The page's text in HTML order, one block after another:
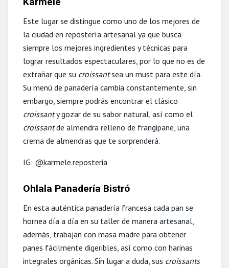
Este lugar se distingue como uno de los mejores de
la ciudad en repostería artesanal ya que busca
siempre los mejores ingredientes y técnicas para
lograr resultados espectaculares, por lo que no es de
extrañar que su croissantsea un must para este día.
Su menú de panadería cambia constantemente, sin
embargo, siempre podrás encontrar el clásico
croissanty gozar de su sabor natural, así como el
croissantde almendra relleno de frangipane, una
crema de almendras que te sorprenderá.
IG: @karmele.reposteria
Ohlala Panadería Bistró
En esta auténtica panadería francesa cada pan se
hornea día a día en su taller de manera artesanal,
además, trabajan con masa madre para obtener
panes fácilmente digeribles, así como con harinas
integrales orgánicas. Sin lugar a duda, sus croissants